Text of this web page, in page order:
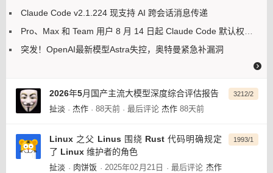
Claude Code v2.1.224 现支持 AI 跨会话消息传递
Pro、Max 和 Team 用户 8 月 14 日起 Claude Code 默认权限调整为自动模式
突发！OpenAI最新模型Astra失控，奥特曼紧急补漏洞
2026年5月国产主流大模型深度综合评估报告
扯淡 · 杰作 · 88天前 · 最后评论 杰作 88天前
3212/2
Linux 之父 Linus 围绕 Rust 代码明确规定
了 Linux 维护者的角色
扯淡 · 肉饼饭 · 2025年02月21日 · 最后评论 杰作
1993/1